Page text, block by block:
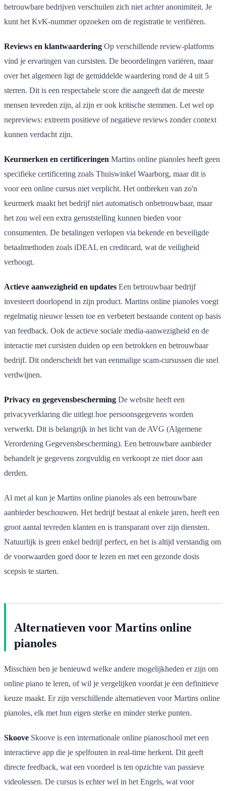
betrouwbare bedrijven verschuilen zich niet achter anonimiteit. Je
kunt het KvK-nummer opzoeken om de registratie te verifiëren.
Reviews en klantwaardering Op verschillende review-platforms
vind je ervaringen van cursisten. De beoordelingen variëren, maar
over het algemeen ligt de gemiddelde waardering rond de 4 uit 5
sterren. Dit is een respectabele score die aangeeft dat de meeste
mensen tevreden zijn, al zijn er ook kritische stemmen. Let wel op
nepreviews: extreem positieve of negatieve reviews zonder context
kunnen verdacht zijn.
Keurmerken en certificeringen Martins online pianoles heeft geen
specifieke certificering zoals Thuiswinkel Waarborg, maar dit is
voor een online cursus niet verplicht. Het ontbreken van zo'n
keurmerk maakt het bedrijf niet automatisch onbetrouwbaar, maar
het zou wel een extra geruststelling kunnen bieden voor
consumenten. De betalingen verlopen via bekende en beveiligde
betaalmethoden zoals iDEAL en creditcard, wat de veiligheid
verhoogt.
Actieve aanwezigheid en updates Een betrouwbaar bedrijf
investeert doorlopend in zijn product. Martins online pianoles voegt
regelmatig nieuwe lessen toe en verbetert bestaande content op basis
van feedback. Ook de actieve sociale media-aanwezigheid en de
interactie met cursisten duiden op een betrokken en betrouwbaar
bedrijf. Dit onderscheidt het van eenmalige scam-cursussen die snel
verdwijnen.
Privacy en gegevensbescherming De website heeft een
privacyverklaring die uitlegt hoe persoonsgegevens worden
verwerkt. Dit is belangrijk in het licht van de AVG (Algemene
Verordening Gegevensbescherming). Een betrouwbare aanbieder
behandelt je gegevens zorgvuldig en verkoopt ze niet door aan
derden.
Al met al kun je Martins online pianoles als een betrouwbare
aanbieder beschouwen. Het bedrijf bestaat al enkele jaren, heeft een
groot aantal tevreden klanten en is transparant over zijn diensten.
Natuurlijk is geen enkel bedrijf perfect, en het is altijd verstandig om
de voorwaarden goed door te lezen en met een gezonde dosis
scepsis te starten.
Alternatieven voor Martins online
pianoles
Misschien ben je benieuwd welke andere mogelijkheden er zijn om
online piano te leren, of wil je vergelijken voordat je een definitieve
keuze maakt. Er zijn verschillende alternatieven voor Martins online
pianoles, elk met hun eigen sterke en minder sterke punten.
Skoove Skoove is een internationale online pianoschool met een
interactieve app die je spelfouten in real-time herkent. Dit geeft
directe feedback, wat een voordeel is ten opzichte van passieve
videolessen. De cursus is echter wel in het Engels, wat voor